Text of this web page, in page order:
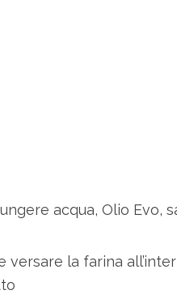
acqua, Olio Evo,
versare la farina